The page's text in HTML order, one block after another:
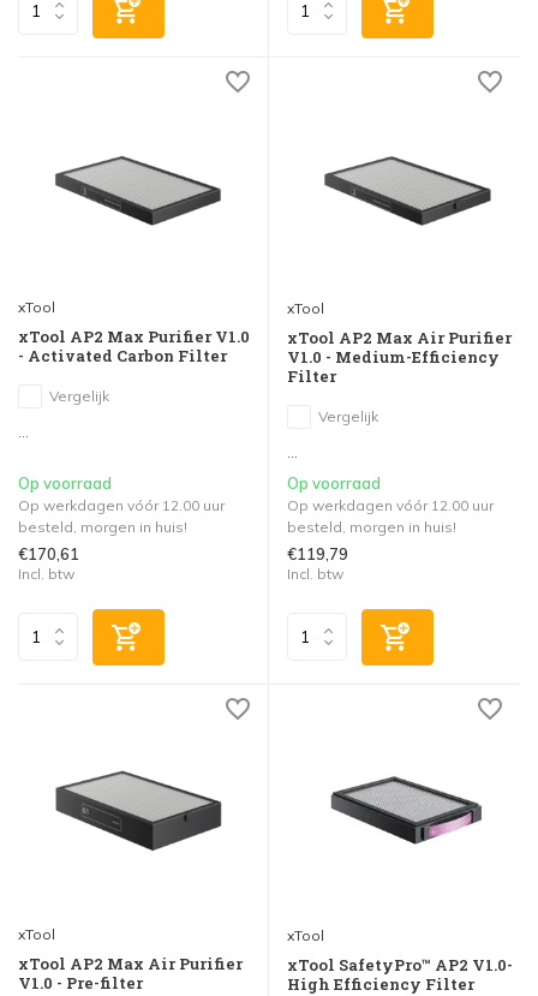
xTool
xTool AP2 Max Purifier V1.0
- Activated Carbon Filter
Vergelijk
...
Op voorraad
Op werkdagen vóór 12.00 uur
besteld, morgen in huis!
€170,61
Incl. btw
xTool
xTool AP2 Max Air Purifier
V1.0 - Medium-Efficiency
Filter
Vergelijk
Op voorraad
Op werkdagen vóór 12.00 uur
besteld, morgen in huis!
€119,79
Incl. btw
xTool
xTool AP2 Max Air Purifier
V1.0 - Pre-filter
xTool
xTool SafetyPro™ AP2 V1.0-
High Efficiency Filter